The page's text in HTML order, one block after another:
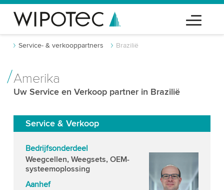
Service- & verkooppartners Brazilië
Amerika
Uw Service en Verkoop partner in Brazilië
Service & Verkoop
Bedrijfsonderdeel
Weegcellen, Weegsets, OEM-
systeemoplossing
Aanhef